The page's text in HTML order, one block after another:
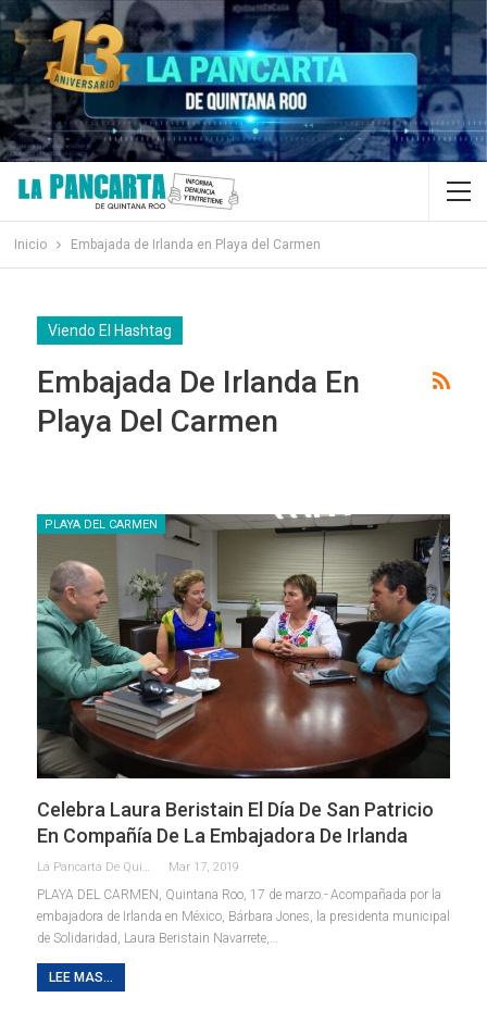
Inicio Embajada de Irlanda en Playa del Carmen
Viendo El Hashtag
Embajada De Irlanda En
Playa Del Carmen
PLAYA DEL CARMEN
Celebra Laura Beristain El Día De San Patricio
En Compañía De La Embajadora De Irlanda
La Pancarta De Quintana Roo Mar 17, 2019
PLAYA DEL CARMEN, Quintana Roo, 17 de marzo.- Acompañada por la
embajadora de Irlanda en México, Bárbara Jones, la presidenta municipal
de Solidaridad, Laura Beristain Navarrete,…
LEE MAS...